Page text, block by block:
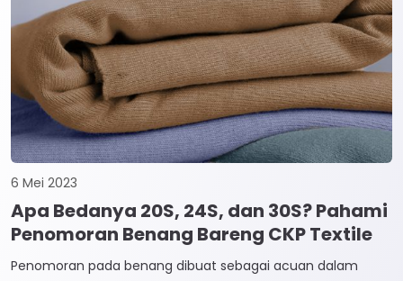
6 Mei 2023
Apa Bedanya 20S, 24S, dan 30S? Pahami
Penomoran Benang Bareng CKP Textile
Penomoran pada benang dibuat sebagai acuan dalam